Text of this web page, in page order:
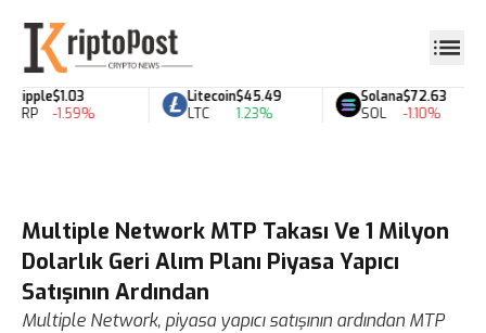
Ripple
XRP
$1.03
-1.59%
Litecoin
LTC
$45.49
1.23%
Solana
SOL
$72.63
-1.10%
Multiple Network MTP Takası Ve 1 Milyon
Dolarlık Geri Alım Planı Piyasa Yapıcı
Satışının Ardından
Multiple Network, piyasa yapıcı satışının ardından MTP